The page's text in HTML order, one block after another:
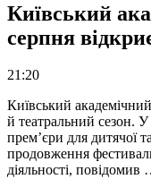
Київський
серпня
21:20
Київський
й театральний сезон.
прем’єри для дитячої
продовження
діяльності, повідомив